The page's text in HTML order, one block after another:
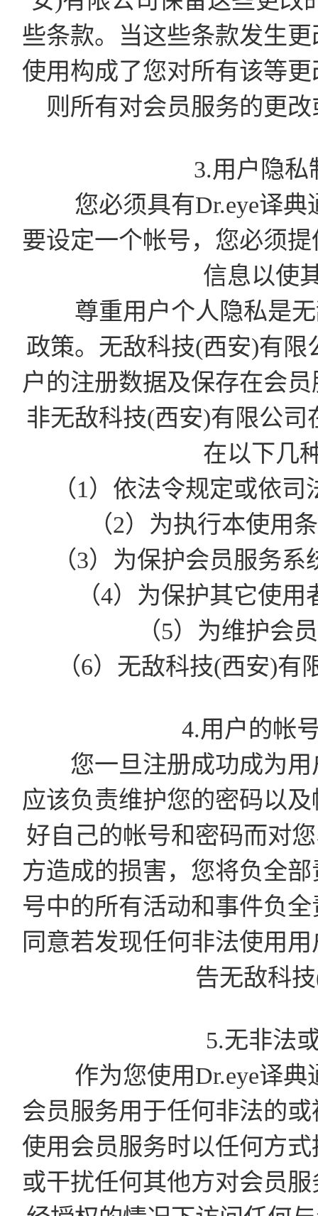
些条款。当这些条款发生
使用构成了您对所有该等
则所有对会员服务的更
3.用户隐私
您必须具有Dr.eye译典
要设定一个帐号，您必须
信息以使
尊重用户个人隐私是无
政策。无敌科技(西安)有
户的注册数据及保存在会
非无敌科技(西安)有限公
在以下几
（1）依法令规定或依
（2）为执行本使用
（3）为保护会员服务
（4）为保护其它使
（5）为维护会
（6）无敌科技(西安)
4.用户的帐
您一旦注册成功成为用
应该负责维护您的密码以
好自己的帐号和密码而对
方造成的损害，您将负全
号中的所有活动和事件负
同意若发现任何非法使用
告无敌科
5.无非法
作为您使用Dr.eye译典
会员服务用于任何非法的
使用会员服务时以任何方
或干扰任何其他方对会员